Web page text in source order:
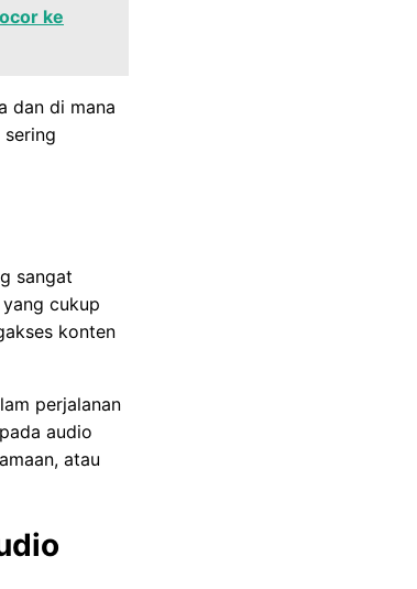
ke
dan di mana
sangat
cukup
konten
perjalanan
audio
atau